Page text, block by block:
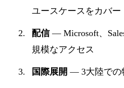
ユースケースをカバー
配信— Microsoft、
規模なアクセス
国際展開 — 3大陸での